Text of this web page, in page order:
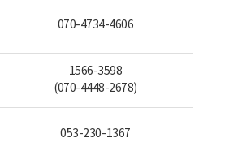
070-4734-4606
1566-3598
(070-4448-2678)
053-230-1367